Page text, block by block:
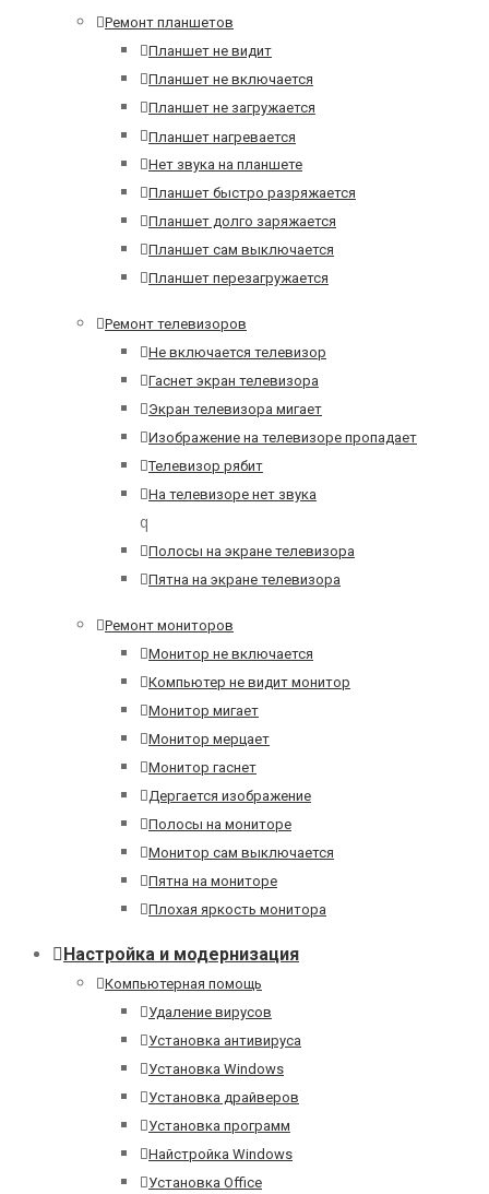
Ремонт планшетов
Планшет не видит
Планшет не включается
Планшет не загружается
Планшет нагревается
Нет звука на планшете
Планшет быстро разряжается
Планшет долго заряжается
Планшет сам выключается
Планшет перезагружается
Ремонт телевизоров
Не включается телевизор
Гаснет экран телевизора
Экран телевизора мигает
Изображение на телевизоре пропадает
Телевизор рябит
На телевизоре нет звука
q
Полосы на экране телевизора
Пятна на экране телевизора
Ремонт мониторов
Монитор не включается
Компьютер не видит монитор
Монитор мигает
Монитор мерцает
Монитор гаснет
Дергается изображение
Полосы на мониторе
Монитор сам выключается
Пятна на мониторе
Плохая яркость монитора
Настройка и модернизация
Компьютерная помощь
Удаление вирусов
Установка антивируса
Установка Windows
Установка драйверов
Установка программ
Найстройка Windows
Установка Office